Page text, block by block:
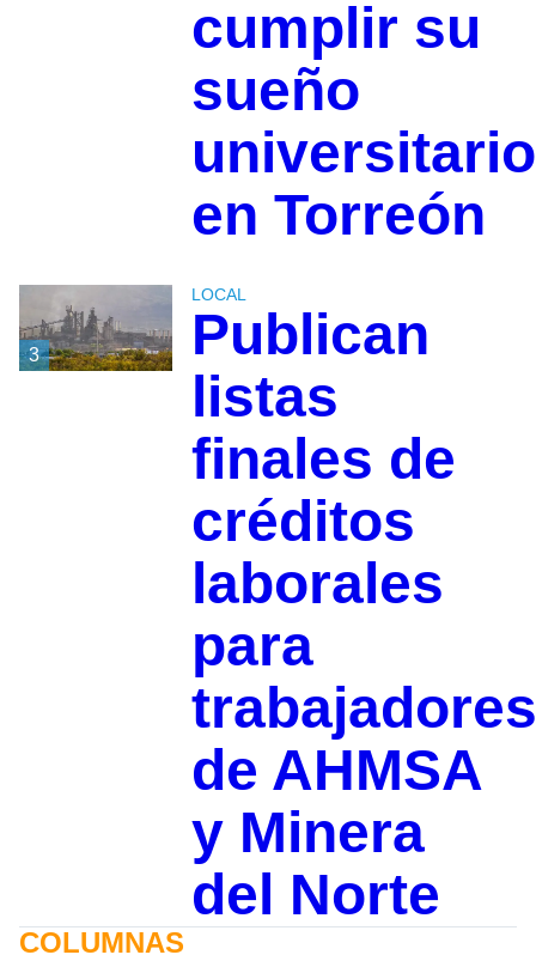
cumplir su
sueño
universitario
en Torreón
3
LOCAL
Publican
listas
finales de
créditos
laborales
para
trabajadores
de AHMSA
y Minera
del Norte
COLUMNAS